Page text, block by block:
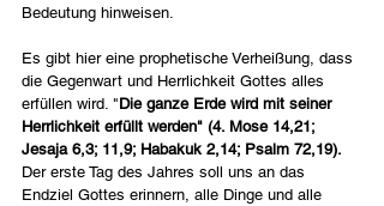
Bedeutung hinweisen.
Es gibt hier eine prophetische Verheißung, dass
die Gegenwart und Herrlichkeit Gottes alles
erfüllen wird. "Die ganze Erde wird mit seiner
Herrlichkeit erfüllt werden" (4. Mose 14,21;
Jesaja 6,3; 11,9; Habakuk 2,14; Psalm 72,19).
Der erste Tag des Jahres soll uns an das
Endziel Gottes erinnern, alle Dinge und alle